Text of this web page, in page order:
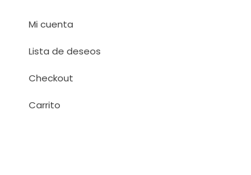
Mi cuenta
Lista de deseos
Checkout
Carrito